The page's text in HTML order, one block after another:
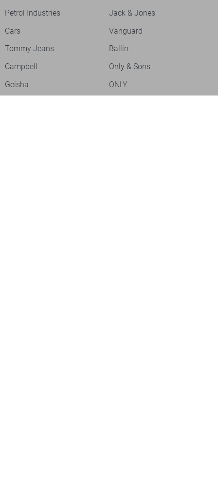
Petrol Industries
Jack & Jones
Cars
Vanguard
Tommy Jeans
Ballin
Campbell
Only & Sons
Geisha
ONLY